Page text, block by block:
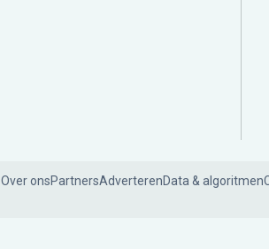
Over onsPartnersAdverterenData & algoritmen